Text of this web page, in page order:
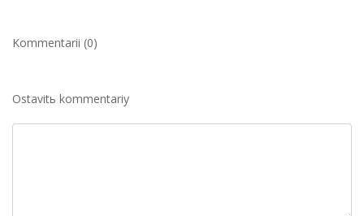
Kommentarii (0)
Ostavitь kommentariy